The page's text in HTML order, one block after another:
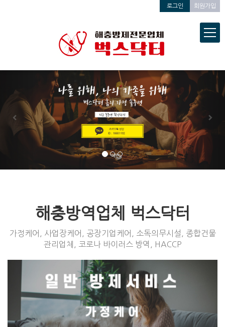
로그인 회원가입
해충방역업체 벅스닥터
가정케어, 사업장케어, 공장기업케어, 소독의무시설, 종합건물
관리업체, 코로나 바이러스 방역, HACCP